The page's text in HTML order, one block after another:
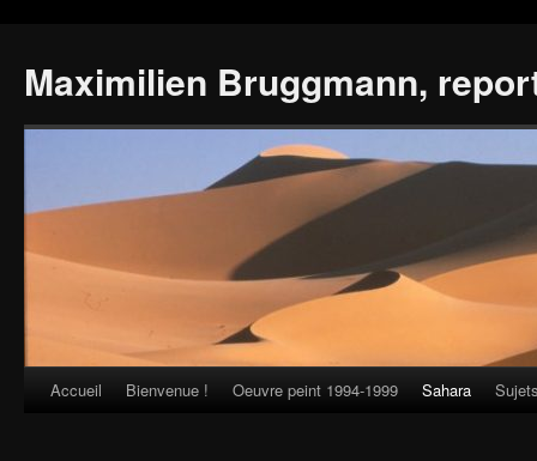
Maximilien Bruggmann,
SkipAccueil Bienvenue ! Oeuvre peint 1994-1999 Sahara